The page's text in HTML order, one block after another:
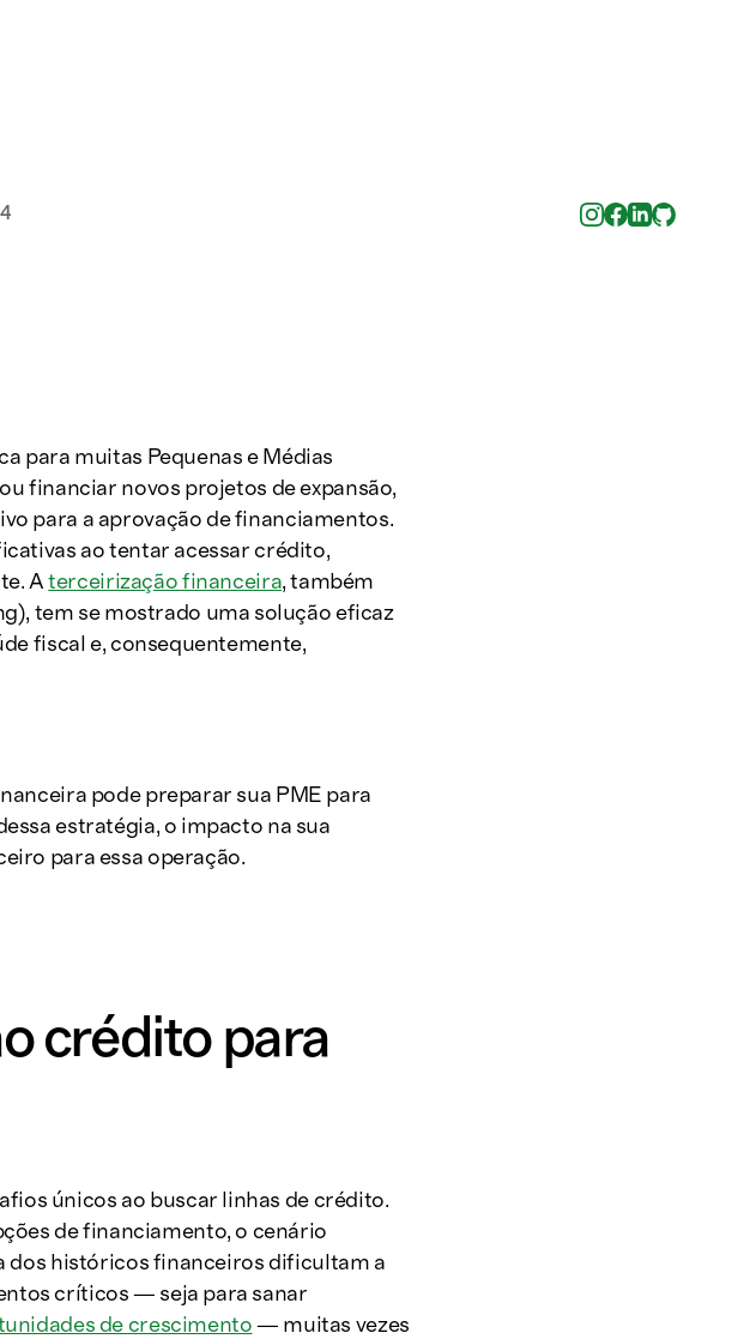
para muitas Pequenas e Médias
financiar novos projetos de expansão,
para a aprovação de financiamentos.
ao tentar acessar crédito,
Aterceirização financeira, também
tem se mostrado uma solução eficaz
fiscal e, consequentemente,
pode preparar sua PME para
estratégia, o impacto na sua
para essa operação.
crédito para
únicos ao buscar linhas de crédito.
de financiamento, o cenário
dos históricos financeiros dificultam a
críticos — seja para sanar
de crescimento — muitas vezes